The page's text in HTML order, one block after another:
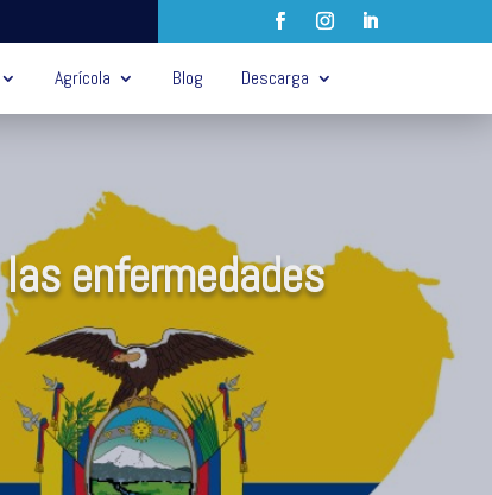
Agrícola Blog Descarga
enfermedades